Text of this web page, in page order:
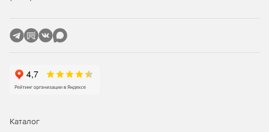
Каталог